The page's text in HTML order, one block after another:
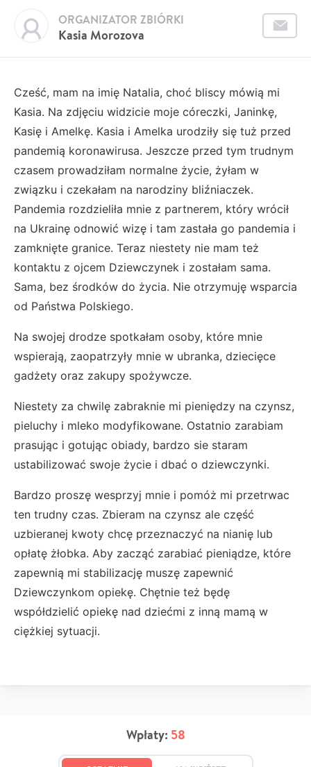
Kasia Morozova
ORGANIZATOR ZBIÓRKI
Cześć, mam na imię Natalia, choć bliscy mówią mi
Kasia. Na zdjęciu widzicie moje córeczki, Janinkę,
Kasię i Amelkę. Kasia i Amelka urodziły się tuż przed
pandemią koronawirusa. Jeszcze przed tym trudnym
czasem prowadziłam normalne życie, żyłam w
związku i czekałam na narodziny bliźniaczek.
Pandemia rozdzieliła mnie z partnerem, który wrócił
na Ukrainę odnowić wizę i tam zastała go pandemia i
zamknięte granice. Teraz niestety nie mam też
kontaktu z ojcem Dziewczynek i zostałam sama.
Sama, bez środków do życia. Nie otrzymuję wsparcia
od Państwa Polskiego.
Na swojej drodze spotkałam osoby, które mnie
wspierają, zaopatrzyły mnie w ubranka, dziecięce
gadżety oraz zakupy spożywcze.
Niestety za chwilę zabraknie mi pieniędzy na czynsz,
pieluchy i mleko modyfikowane. Ostatnio zarabiam
prasując i gotując obiady, bardzo sie staram
ustabilizować swoje życie i dbać o dziewczynki.
Bardzo proszę wesprzyj mnie i pomóż mi przetrwac
ten trudny czas. Zbieram na czynsz ale część
uzbieranej kwoty chcę przeznaczyć na nianię lub
opłatę żłobka. Aby zacząć zarabiać pieniądze, które
zapewnią mi stabilizację muszę zapewnić
Dziewczynkom opiekę. Chętnie też będę
współdzielić opiekę nad dziećmi z inną mamą w
ciężkiej sytuacji.
Wpłaty: 58